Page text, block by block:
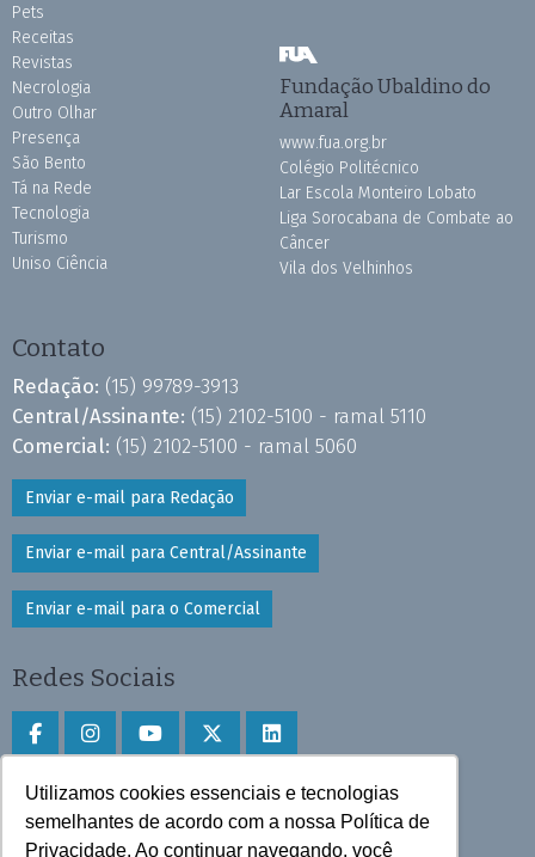
Utilizamos cookies essenciais e tecnologias
semelhantes de acordo com a nossa Política de
Privacidade. Ao continuar navegando, você
Pets
Receitas
Revistas
Necrologia
Outro Olhar
Presença
São Bento
Tá na Rede
Tecnologia
Turismo
Uniso Ciência
Fundação Ubaldino do
Amaral
www.fua.org.br
Colégio Politécnico
Lar Escola Monteiro Lobato
Liga Sorocabana de Combate ao
Câncer
Vila dos Velhinhos
Contato
Redação: (15) 99789-3913
Central/Assinante: (15) 2102-5100 - ramal 5110
Comercial: (15) 2102-5100 - ramal 5060
Enviar e-mail para Redação
Enviar e-mail para Central/Assinante
Enviar e-mail para o Comercial
Redes Sociais
Faça download do aplicativo
Play Store e App Store